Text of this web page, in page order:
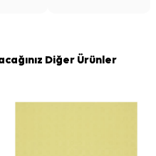
Diğer Ürünler